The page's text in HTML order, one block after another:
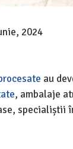
2024
au
, ambalaje
specialiștii